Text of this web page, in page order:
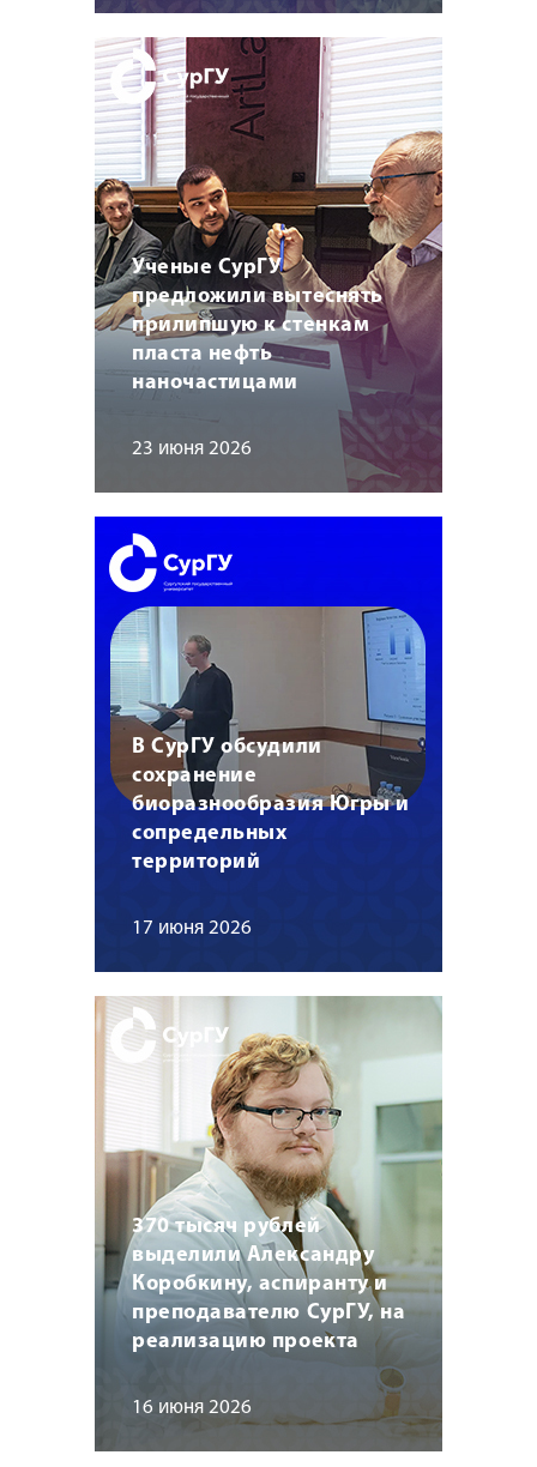
Ученые СурГУ
предложили вытеснять
прилипшую к стенкам
пласта нефть
наночастицами
23 июня 2026
В СурГУ обсудили
сохранение
биоразнообразия Югры и
сопредельных
территорий
17 июня 2026
370 тысяч рублей
выделили Александру
Коробкину, аспиранту и
преподавателю СурГУ, на
реализацию проекта
16 июня 2026